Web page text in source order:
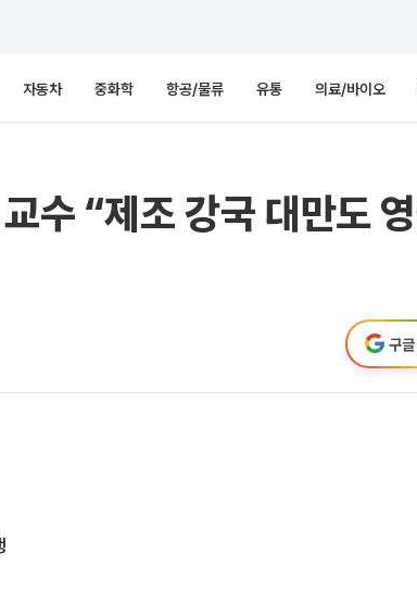
자동차 중화학 항공/물류 유통 의료/바이오
수 “제조 강국 대만도
구